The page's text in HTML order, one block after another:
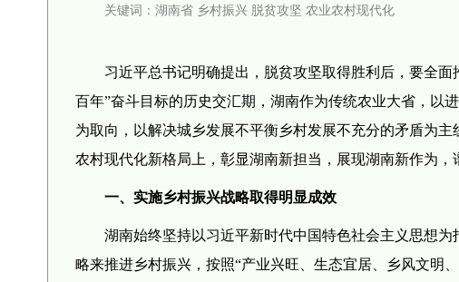
关键词：湖南省 乡村振兴 脱贫攻坚 农业农村现代化
习近平总书记明确提出，脱贫攻坚取得胜利后，要全
百年”奋斗目标的历史交汇期，湖南作为传统农业大省，以
为取向，以解决城乡发展不平衡乡村发展不充分的矛盾为
农村现代化新格局上，彰显湖南新担当，展现湖南新作为，
一、实施乡村振兴战略取得明显成效
湖南始终坚持以习近平新时代中国特色社会主义思想
略来推进乡村振兴，按照“产业兴旺、生态宜居、乡风文明